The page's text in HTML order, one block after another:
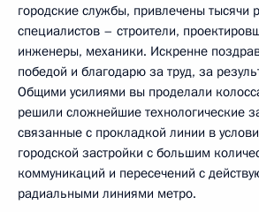
городские службы, привлечены тысячи
специалистов – строители,
инженеры, механики. Искренне
победой и благодарю за труд, за
Общими усилиями вы проделали
решили сложнейшие технологические
связанные с прокладкой линии в
городской застройки с большим
коммуникаций и пересечений с
радиальными линиями метро.